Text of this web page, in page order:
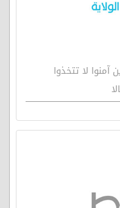
الذين آمنوا لا تتخذوا